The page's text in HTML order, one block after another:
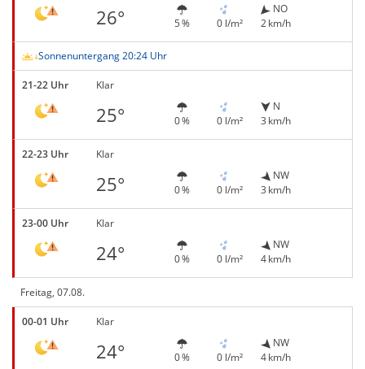
26° 5 % 0 l/m²
NO
2 km/h
Sonnenuntergang 20:24 Uhr
21-22 Uhr Klar
25° 0 % 0 l/m²
N
3 km/h
22-23 Uhr Klar
25° 0 % 0 l/m²
NW
3 km/h
23-00 Uhr Klar
24° 0 % 0 l/m²
NW
4 km/h
Freitag, 07.08.
00-01 Uhr Klar
24° 0 % 0 l/m²
NW
4 km/h